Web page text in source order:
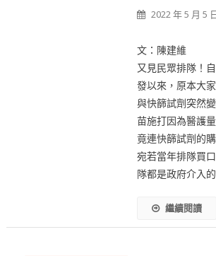
2022 年 5 月 5
文：陳建維
又見民眾排隊！
發以來，原本大
與快篩試劑突然
苗施打因為醫護
竟連快篩試劑的
宛若當年排隊買
隊都是政府介入
繼續閱讀